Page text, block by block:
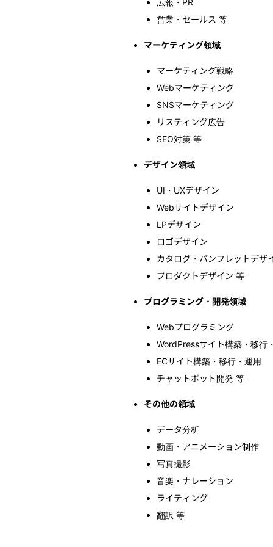
営業・セールス 等
マーケティング領域
マーケティング戦略
Webマーケティング
SNSマーケティング
リスティング広告
SEO対策 等
デザイン領域
UI・UXデザイン
Webサイトデザイン
LPデザイン
ロゴデザイン
カタログ・パンフレットデザ
プロダクトデザイン 等
プログラミング・開発領域
Webプログラミング
WordPressサイト構築・移行
ECサイト構築・移行・運用
チャットボット開発 等
その他の領域
データ分析
動画・アニメーション制作
写真撮影
音楽・ナレーション
ライティング
翻訳 等